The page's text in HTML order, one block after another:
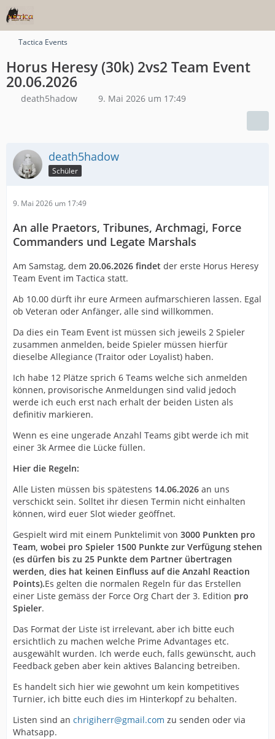
Tactica Events
Horus Heresy (30k) 2vs2 Team Event
20.06.2026
death5hadow 9. Mai 2026 um 17:49
death5hadow
Schüler
9. Mai 2026 um 17:49
An alle Praetors, Tribunes, Archmagi, Force
Commanders und Legate Marshals
Am Samstag, dem 20.06.2026 findet der erste Horus Heresy
Team Event im Tactica statt.
Ab 10.00 dürft ihr eure Armeen aufmarschieren lassen. Egal
ob Veteran oder Anfänger, alle sind willkommen.
Da dies ein Team Event ist müssen sich jeweils 2 Spieler
zusammen anmelden, beide Spieler müssen hierfür
dieselbe Allegiance (Traitor oder Loyalist) haben.
Ich habe 12 Plätze sprich 6 Teams welche sich anmelden
können, provisorische Anmeldungen sind valid jedoch
werde ich euch erst nach erhalt der beiden Listen als
definitiv markieren.
Wenn es eine ungerade Anzahl Teams gibt werde ich mit
einer 3k Armee die Lücke füllen.
Hier die Regeln:
Alle Listen müssen bis spätestens 14.06.2026 an uns
verschickt sein. Solltet ihr diesen Termin nicht einhalten
können, wird euer Slot wieder geöffnet.
Gespielt wird mit einem Punktelimit von 3000 Punkten pro
Team, wobei pro Spieler 1500 Punkte zur Verfügung stehen
(es dürfen bis zu 25 Punkte dem Partner übertragen
werden, dies hat keinen Einfluss auf die Anzahl Reaction
Points).Es gelten die normalen Regeln für das Erstellen
einer Liste gemäss der Force Org Chart der 3. Edition pro
Spieler.
Das Format der Liste ist irrelevant, aber ich bitte euch
ersichtlich zu machen welche Prime Advantages etc.
ausgewählt wurden. Ich werde euch, falls gewünscht, auch
Feedback geben aber kein aktives Balancing betreiben.
Es handelt sich hier wie gewohnt um kein kompetitives
Turnier, ich bitte euch dies im Hinterkopf zu behalten.
Listen sind an chrigiherr@gmail.com zu senden oder via
Whatsapp.